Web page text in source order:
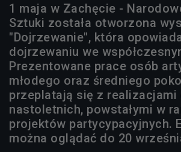
1 maja w Zachęcie -
Sztuki została otworzona
"Dojrzewanie", która
dojrzewaniu we
Prezentowane prace osób
młodego oraz średniego
przeplatają się z realizacjami
nastoletnich, powstałymi w
projektów partycypacyjnych.
można oglądać do 20